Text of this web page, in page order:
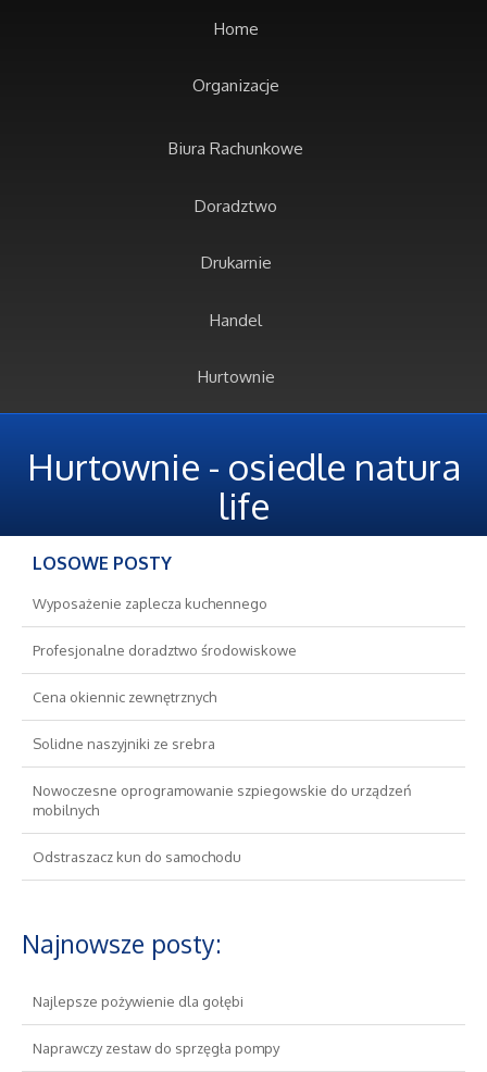
Home
Organizacje
Biura Rachunkowe
Doradztwo
Drukarnie
Handel
Hurtownie
Oferty Pracy
Ekologia
Banki, Przelewy, Waluty, Kantory
Wykończenia
Projektowanie
Nieruchomości
Drzwi i Okna
Hurtownie - osiedle natura
life
LOSOWE POSTY
Wyposażenie zaplecza kuchennego
Profesjonalne doradztwo środowiskowe
Cena okiennic zewnętrznych
Solidne naszyjniki ze srebra
Nowoczesne oprogramowanie szpiegowskie do urządzeń
mobilnych
Odstraszacz kun do samochodu
Najnowsze posty:
Najlepsze pożywienie dla gołębi
Naprawczy zestaw do sprzęgła pompy